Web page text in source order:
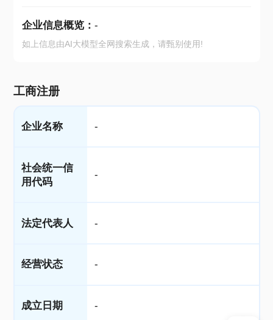
企业信息概览： -
如上信息由AI大模型全网搜索生成，请甄别使用!
工商注册
企业名称 -
社会统一信
用代码
-
法定代表人 -
经营状态 -
成立日期 -